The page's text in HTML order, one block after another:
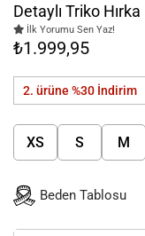
Detaylı Triko Hırka
İlk Yorumu Sen Yaz!
₺1.999,95
2. ürüne %30 İndirim
XS S M
Beden Tablosu